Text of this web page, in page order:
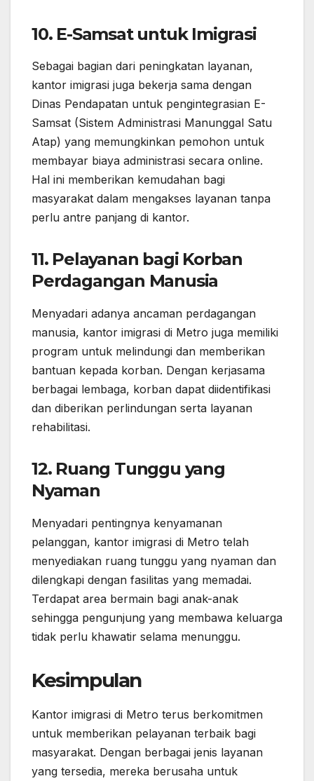
10. E-Samsat untuk Imigrasi
Sebagai bagian dari peningkatan layanan,
kantor imigrasi juga bekerja sama dengan
Dinas Pendapatan untuk pengintegrasian E-
Samsat (Sistem Administrasi Manunggal Satu
Atap) yang memungkinkan pemohon untuk
membayar biaya administrasi secara online.
Hal ini memberikan kemudahan bagi
masyarakat dalam mengakses layanan tanpa
perlu antre panjang di kantor.
11. Pelayanan bagi Korban
Perdagangan Manusia
Menyadari adanya ancaman perdagangan
manusia, kantor imigrasi di Metro juga memiliki
program untuk melindungi dan memberikan
bantuan kepada korban. Dengan kerjasama
berbagai lembaga, korban dapat diidentifikasi
dan diberikan perlindungan serta layanan
rehabilitasi.
12. Ruang Tunggu yang
Nyaman
Menyadari pentingnya kenyamanan
pelanggan, kantor imigrasi di Metro telah
menyediakan ruang tunggu yang nyaman dan
dilengkapi dengan fasilitas yang memadai.
Terdapat area bermain bagi anak-anak
sehingga pengunjung yang membawa keluarga
tidak perlu khawatir selama menunggu.
Kesimpulan
Kantor imigrasi di Metro terus berkomitmen
untuk memberikan pelayanan terbaik bagi
masyarakat. Dengan berbagai jenis layanan
yang tersedia, mereka berusaha untuk